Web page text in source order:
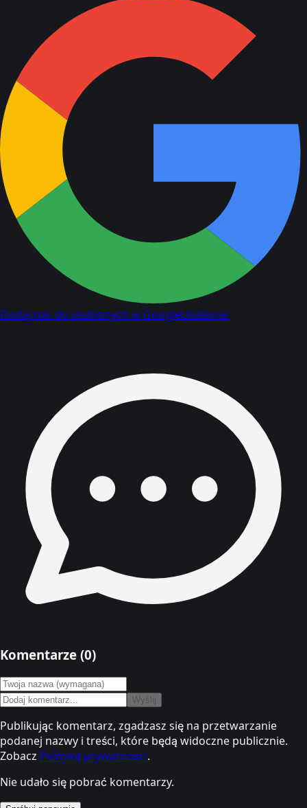
Dodaj nas do ulubionych w GoogleUlubione
Komentarze (0)
Wyślij
Publikując komentarz, zgadzasz się na przetwarzanie
podanej nazwy i treści, które będą widoczne publicznie.
Zobacz Politykę prywatności.
Nie udało się pobrać komentarzy.